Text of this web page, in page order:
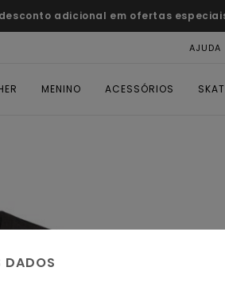
desconto adicional em ofertas
AJUDA
MENINO ACESSÓRIOS
DADOS